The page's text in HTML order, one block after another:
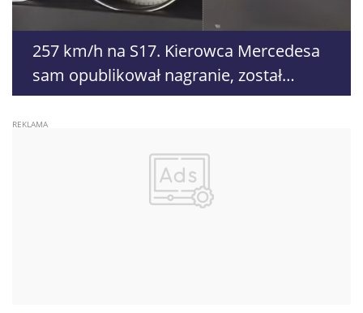
257 km/h na S17. Kierowca Mercedesa
sam opublikował nagranie, został
namierzony przez policjantów